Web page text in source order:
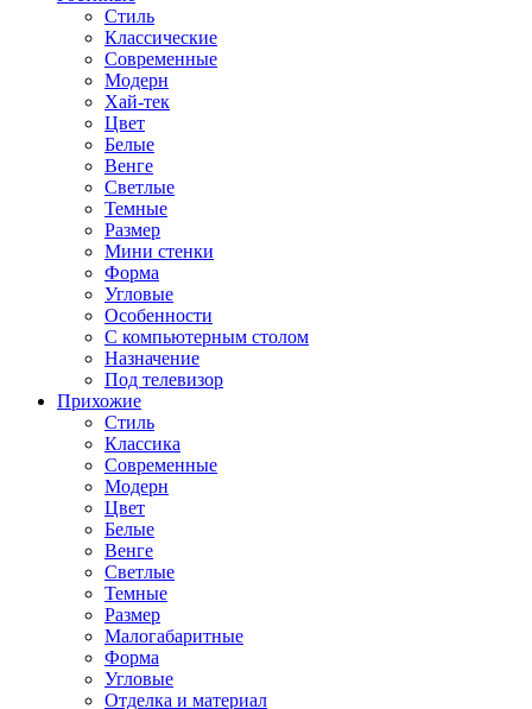
Стиль
Классические
Современные
Модерн
Хай-тек
Цвет
Белые
Венге
Светлые
Темные
Размер
Мини стенки
Форма
Угловые
Особенности
С компьютерным столом
Назначение
Под телевизор
Прихожие
Стиль
Классика
Современные
Модерн
Цвет
Белые
Венге
Светлые
Темные
Размер
Малогабаритные
Форма
Угловые
Отделка и материал